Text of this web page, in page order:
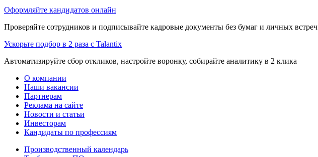
Оформляйте кандидатов онлайн
Проверяйте сотрудников и подписывайте кадровые документы без бумаг и личных встреч
Ускорьте подбор в 2 раза с Talantix
Автоматизируйте сбор откликов, настройте воронку, собирайте аналитику в 2 клика
О компании
Наши вакансии
Партнерам
Реклама на сайте
Новости и статьи
Инвесторам
Кандидаты по профессиям
Производственный календарь